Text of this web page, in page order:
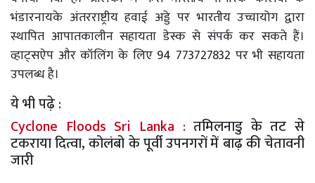
भंडारनायके अंतरराष्ट्रीय हवाई अड्डे पर भारतीय उच्चायोग द्वारा
स्थापित आपातकालीन सहायता डेस्क से संपर्क कर सकते हैं।
व्हाट्सऐप और कॉलिंग के लिए 94 773727832 पर भी सहायता
उपलब्ध है।
ये भी पढ़े :
Cyclone Floods Sri Lanka :तमिलनाडु के तट से
टकराया दित्वा, कोलंबो के पूर्वी उपनगरों में बाढ़ की चेतावनी
जारी